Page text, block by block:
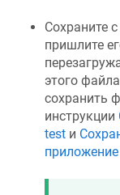
Сохраните
пришлите
этого
сохранить
инструкции
test и
приложение